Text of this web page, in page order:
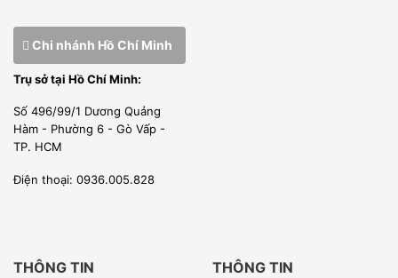
Chi nhánh Hồ Chí Minh
Trụ sở tại Hồ Chí Minh:
Số 496/99/1 Dương Quảng
Hàm - Phường 6 - Gò Vấp -
TP. HCM
Điện thoại: 0936.005.828
THÔNG TIN THÔNG TIN